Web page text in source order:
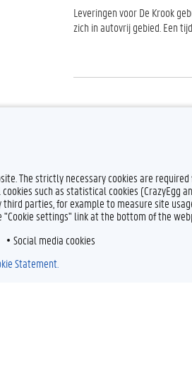
Leveringen voor De Krook
zich in autovrij gebied. Een
Circulatieplan stad
The strictly necessary cookies are
such as statistical cookies (CrazyEgg
parties, for example to measure site
settings" link at the bottom of the
Social media cookies
Statement.